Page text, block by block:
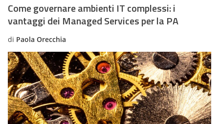
Come governare ambienti IT complessi: i
vantaggi dei Managed Services per la PA
di Paola Orecchia